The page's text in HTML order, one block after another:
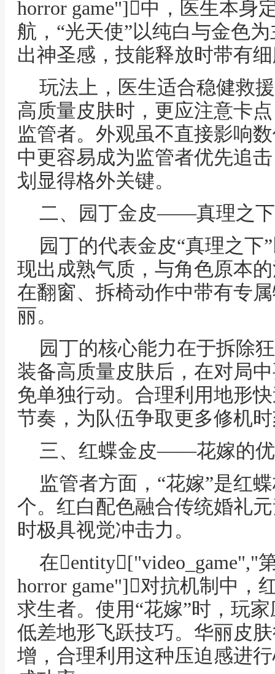
horror game"]中，医生本身
航，“光天使”以纯白与金色
出神圣感，技能释放时带有
玩法上，医生适合稳健救
高质量皮肤时，更应注意卡
监管者。外观虽不直接影响
中更容易成为监管者优先追
划显得格外关键。
二、园丁金皮——真理之
园丁的代表金皮“真理之下
现出成熟气质，与角色原本
在翻窗、拆椅动作中带有专
丽。
园丁的核心能力在于拆除
装备高质量皮肤后，在对局
免单独行动。合理利用地形
节奏，为队伍争取更多修机
三、红蝶金皮——花嫁的
监管者方面，“花嫁”是红
个。红白配色融合传统婚礼
时极具视觉冲击力。
在entity["video_game","
horror game"]对抗机制中，
求生者。使用“花嫁”时，玩
低差地形飞跃技巧。华丽皮
增，合理利用这种压迫感进